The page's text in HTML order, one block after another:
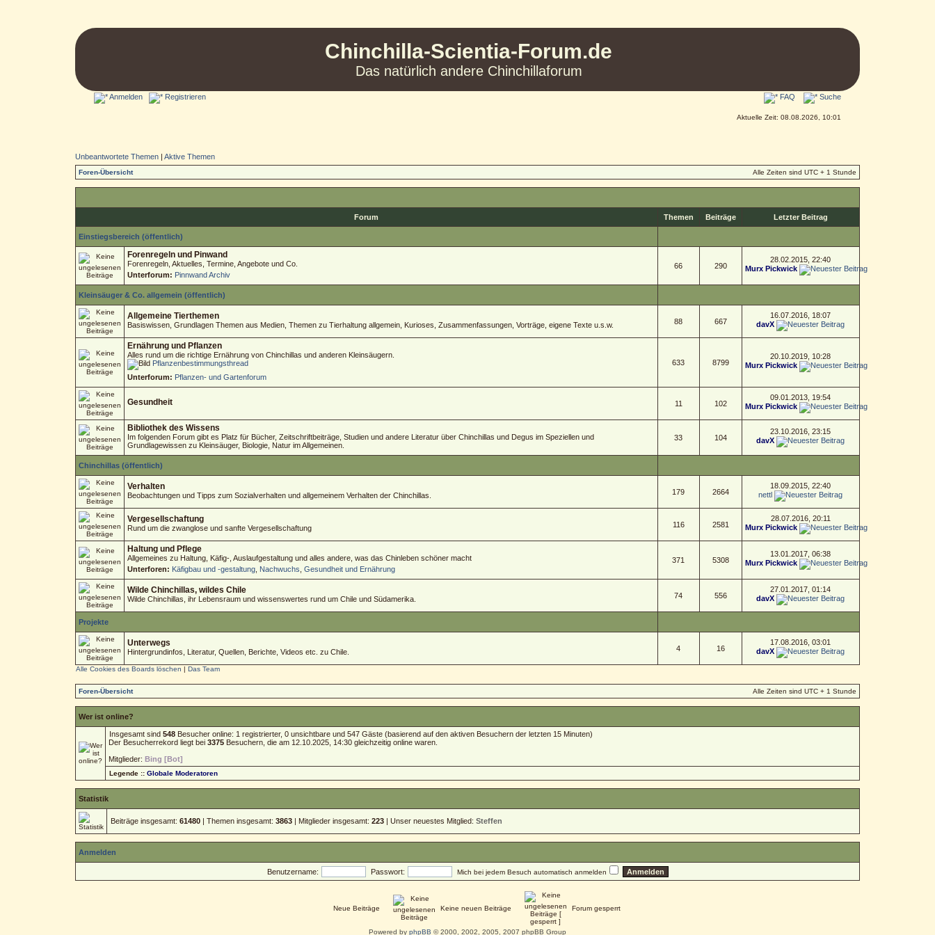
Chinchilla-Scientia-Forum.de
Das natürlich andere Chinchillaforum
Anmelden Registrieren FAQ Suche
Aktuelle Zeit: 08.08.2026, 10:01
Unbeantwortete Themen| Aktive Themen
Foren-Übersicht Alle Zeiten sind UTC + 1 Stunde
Forum Themen Beiträge Letzter Beitrag
Einstiegsbereich (öffentlich)
Forenregeln und Pinwand
Forenregeln, Aktuelles, Termine, Angebote und Co.
Unterforum: Pinnwand Archiv
66 290
28.02.2015, 22:40
Murx Pickwick
Kleinsäuger & Co. allgemein (öffentlich)
Allgemeine Tierthemen
Basiswissen, Grundlagen Themen aus Medien, Themen zu Tierhaltung allgemein, Kurioses, Zusammenfassungen, Vorträge, eigene Texte u.s.w. 88 667
16.07.2016, 18:07
davX
Ernährung und Pflanzen
Alles rund um die richtige Ernährung von Chinchillas und anderen Kleinsäugern.
Pflanzenbestimmungsthread
Unterforum: Pflanzen- und Gartenforum
633 8799
20.10.2019, 10:28
Murx Pickwick
Gesundheit 11 102
09.01.2013, 19:54
Murx Pickwick
Bibliothek des Wissens
Im folgenden Forum gibt es Platz für Bücher, Zeitschriftbeiträge, Studien und andere Literatur über Chinchillas und Degus im Speziellen und
Grundlagewissen zu Kleinsäuger, Biologie, Natur im Allgemeinen.
33 104
23.10.2016, 23:15
davX
Chinchillas (öffentlich)
Verhalten
Beobachtungen und Tipps zum Sozialverhalten und allgemeinem Verhalten der Chinchillas. 179 2664
18.09.2015, 22:40
nettl
Vergesellschaftung
Rund um die zwanglose und sanfte Vergesellschaftung 116 2581
28.07.2016, 20:11
Murx Pickwick
Haltung und Pflege
Allgemeines zu Haltung, Käfig-, Auslaufgestaltung und alles andere, was das Chinleben schöner macht
Unterforen: Käfigbau und -gestaltung, Nachwuchs Gesundheit und Ernährung
371 5308
13.01.2017, 06:38
Murx Pickwick
Wilde Chinchillas, wildes Chile
Wilde Chinchillas, ihr Lebensraum und wissenswertes rund um Chile und Südamerika. 74 556
27.01.2017, 01:14
davX
Projekte
Unterwegs
Hintergrundinfos, Literatur, Quellen, Berichte, Videos etc. zu Chile. 4 16
17.08.2016, 03:01
davX
Alle Cookies des Boards löschen | Das Team
Foren-Übersicht Alle Zeiten sind UTC + 1 Stunde
Wer ist online?
Insgesamt sind 548Besucher online: 1 registrierter, 0 unsichtbare und 547 Gäste (basierend auf den aktiven Besuchern der letzten 15 Minuten)
Der Besucherrekord liegt bei 3375Besuchern, die am 12.10.2025, 14:30 gleichzeitig online waren.
Mitglieder: Bing [Bot]
Legende :: Globale Moderatoren
Statistik
Beiträge insgesamt: 61480| Themen insgesamt: 3863| Mitglieder insgesamt: 223| Unser neuestes Mitglied: Steffen
Anmelden
Benutzername: Passwort: Mich bei jedem Besuch automatisch anmelden
Neue Beiträge Keine neuen Beiträge Forum gesperrt
Powered by phpBB © 2000, 2002, 2005, 2007 phpBB Group